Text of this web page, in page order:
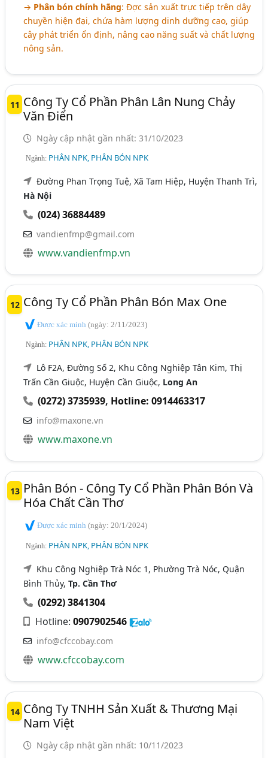
→ Phân bón chính hãng: Đợc sản xuất trực tiếp trên dây
chuyền hiện đại, chứa hàm lượng dinh dưỡng cao, giúp
cây phát triển ổn định, nâng cao năng suất và chất lượng
nông sản.
11 Công Ty Cổ Phần Phân Lân Nung Chảy
Văn Điển
Ngày cập nhật gần nhất: 31/10/2023
Ngành: PHÂN NPK, PHÂN BÓN NPK
Đường Phan Trọng Tuệ, Xã Tam Hiệp, Huyện Thanh Trì,
Hà Nội
(024) 36884489
vandienfmp@gmail.com
www.vandienfmp.vn
12 Công Ty Cổ Phần Phân Bón Max One
Được xác minh(ngày: 2/11/2023)
Ngành: PHÂN NPK, PHÂN BÓN NPK
Lô F2A, Đường Số 2, Khu Công Nghiệp Tân Kim, Thị
Trấn Cần Giuộc, Huyện Cần Giuộc, Long An
(0272) 3735939, Hotline: 0914463317
info@maxone.vn
www.maxone.vn
13 Phân Bón - Công Ty Cổ Phần Phân Bón Và
Hóa Chất Cần Thơ
Được xác minh(ngày: 20/1/2024)
Ngành: PHÂN NPK, PHÂN BÓN NPK
Khu Công Nghiệp Trà Nóc 1, Phường Trà Nóc, Quận
Bình Thủy,Tp. Cần Thơ
(0292) 3841304
Hotline:0907902546
info@cfccobay.com
www.cfccobay.com
14 Công Ty TNHH Sản Xuất & Thương Mại
Nam Việt
Ngày cập nhật gần nhất: 10/11/2023